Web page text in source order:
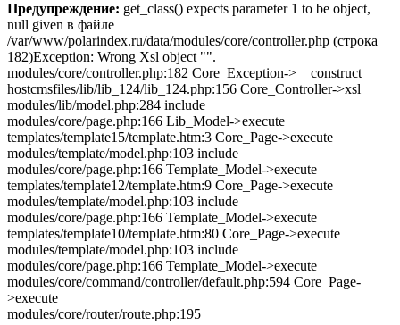
Предупреждение: get_class() expects parameter 1 to be object,
null given в файле
/var/www/polarindex.ru/data/modules/core/controller.php (строка
182)Exception: Wrong Xsl object "".
modules/core/controller.php:182 Core_Exception->__construct
hostcmsfiles/lib/lib_124/lib_124.php:156 Core_Controller->xsl
modules/lib/model.php:284 include
modules/core/page.php:166 Lib_Model->execute
templates/template15/template.htm:3 Core_Page->execute
modules/template/model.php:103 include
modules/core/page.php:166 Template_Model->execute
templates/template12/template.htm:9 Core_Page->execute
modules/template/model.php:103 include
modules/core/page.php:166 Template_Model->execute
templates/template10/template.htm:80 Core_Page->execute
modules/template/model.php:103 include
modules/core/page.php:166 Template_Model->execute
modules/core/command/controller/default.php:594 Core_Page-
>execute
modules/core/router/route.php:195